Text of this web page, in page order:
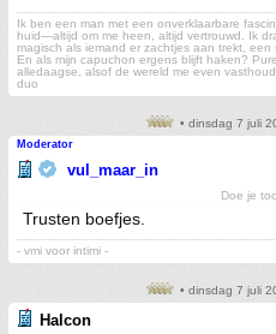
Ik ben een man met een onverklaarbare
huid—altijd om me heen, altijd vertrouwd. Ik
magisch als iemand er zachtjes aan trekt,
En als mijn capuchon ergens blijft haken?
alledaagse, alsof de wereld me even
duo
• dinsdag 7 juli
Moderator
vul_maar_in
Doe je
Trusten boefjes.
- vmi voor intimi -
• dinsdag 7 juli
Halcon